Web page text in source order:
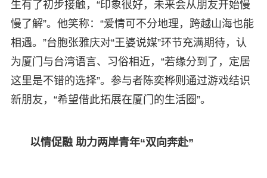
生有了初步接触，“印象很好，未来会从朋友开始慢
慢了解”。他笑称：“爱情可不分地理，跨越山海也能
相遇。”台胞张雅庆对“王婆说媒”环节充满期待，认
为厦门与台湾语言、习俗相近，“若缘分到了，定居
这里是不错的选择”。参与者陈奕桦则通过游戏结识
新朋友，“希望借此拓展在厦门的生活圈”。
以情促融 助力两岸青年“双向奔赴”